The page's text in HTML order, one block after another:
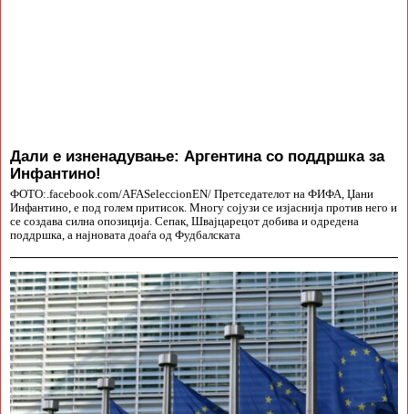
Дали е изненадување: Аргентина со поддршка за
Инфантино!
ФОТО:.facebook.com/AFASeleccionEN/ Претседателот на ФИФА, Џани
Инфантино, е под голем притисок. Многу сојузи се изјаснија против него и
се создава силна опозиција. Сепак, Швајцарецот добива и одредена
поддршка, а најновата доаѓа од Фудбалската